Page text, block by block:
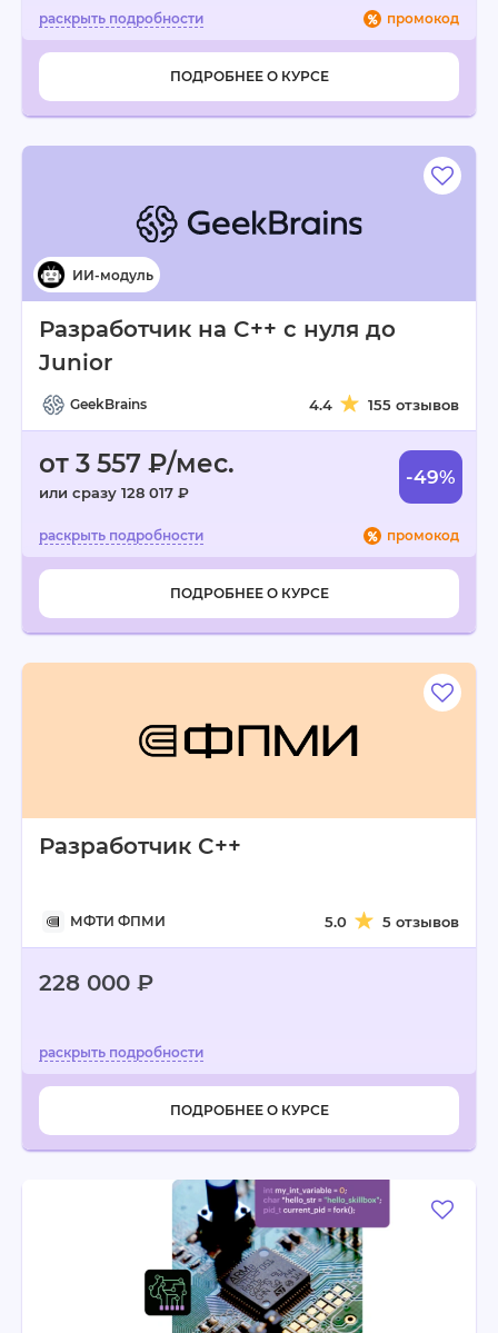
промокод
ПОДРОБНЕЕ О КУРСЕ
Разработчик на C++ с нуля до
Junior
GeekBrains 4.4 155 отзывов
от 3 557 ₽/мес.
или сразу 128 017 ₽
-49%
промокод
ПОДРОБНЕЕ О КУРСЕ
Разработчик C++
МФТИ ФПМИ 5.0 5 отзывов
228 000 ₽
ПОДРОБНЕЕ О КУРСЕ